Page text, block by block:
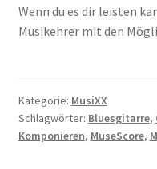
Wenn du es dir leisten
Musikehrer mit den
Kategorie: MusiXX
Schlagwörter: Bluesgitarre,
Komponieren, MuseScore,